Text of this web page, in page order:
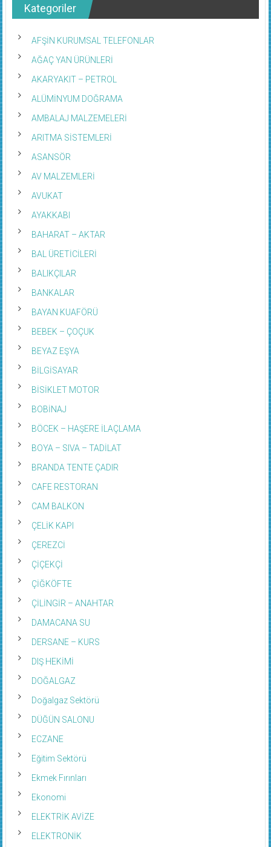
Kategoriler
AFŞİN KURUMSAL TELEFONLAR
AĞAÇ YAN ÜRÜNLERİ
AKARYAKIT – PETROL
ALÜMİNYUM DOĞRAMA
AMBALAJ MALZEMELERİ
ARITMA SİSTEMLERİ
ASANSÖR
AV MALZEMLERİ
AVUKAT
AYAKKABI
BAHARAT – AKTAR
BAL ÜRETİCİLERİ
BALIKÇILAR
BANKALAR
BAYAN KUAFÖRÜ
BEBEK – ÇOÇUK
BEYAZ EŞYA
BİLGİSAYAR
BİSİKLET MOTOR
BOBİNAJ
BÖCEK – HAŞERE İLAÇLAMA
BOYA – SIVA – TADİLAT
BRANDA TENTE ÇADIR
CAFE RESTORAN
CAM BALKON
ÇELİK KAPI
ÇEREZCİ
ÇİÇEKÇİ
ÇİĞKÖFTE
ÇİLİNGİR – ANAHTAR
DAMACANA SU
DERSANE – KURS
DIŞ HEKİMİ
DOĞALGAZ
Doğalgaz Sektörü
DÜĞÜN SALONU
ECZANE
Eğitim Sektörü
Ekmek Fırınları
Ekonomi
ELEKTRİK AVİZE
ELEKTRONİK